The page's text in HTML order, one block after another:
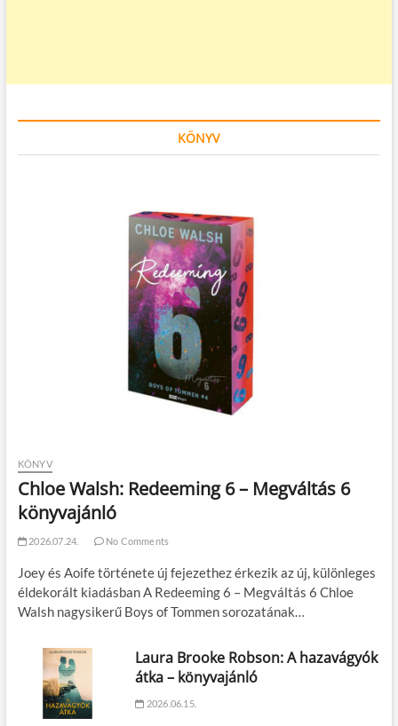
KÖNYV
KÖNYV
Chloe Walsh: Redeeming 6 – Megváltás 6
könyvajánló
2026.07.24. No Comments
Joey és Aoife története új fejezethez érkezik az új, különleges
éldekorált kiadásban A Redeeming 6 – Megváltás 6 Chloe
Walsh nagysikerű Boys of Tommen sorozatának…
Laura Brooke Robson: A hazavágyók
átka – könyvajánló
2026.06.15.